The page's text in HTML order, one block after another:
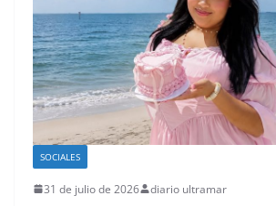
SOCIALES
31 de julio de 2026 diario ultramar